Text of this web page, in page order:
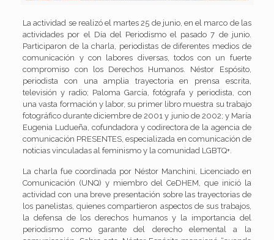
La actividad se realizó el martes 25 de junio, en el marco de las
actividades por el Día del Periodismo el pasado 7 de junio.
Participaron de la charla, periodistas de diferentes medios de
comunicación y con labores diversas, todos con un fuerte
compromiso con los Derechos Humanos. Néstor Espósito,
periodista con una amplia trayectoria en prensa escrita,
televisión y radio; Paloma García, fotógrafa y periodista, con
una vasta formación y labor, su primer libro muestra su trabajo
fotográfico durante diciembre de 2001 y junio de 2002; y María
Eugenia Ludueña, cofundadora y codirectora de la agencia de
comunicación PRESENTES, especializada en comunicación de
noticias vinculadas al feminismo y la comunidad LGBTQ+.
La charla fue coordinada por Néstor Manchini, Licenciado en
Comunicación (UNQ) y miembro del CeDHEM, que inició la
actividad con una breve presentación sobre las trayectorias de
los panelistas, quienes compartieron aspectos de sus trabajos,
la defensa de los derechos humanos y la importancia del
periodismo como garante del derecho elemental a la